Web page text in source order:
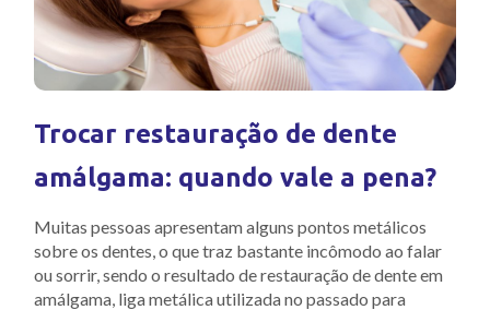
Trocar restauração de dente
amálgama: quando vale a pena?
Muitas pessoas apresentam alguns pontos metálicos
sobre os dentes, o que traz bastante incômodo ao falar
ou sorrir, sendo o resultado de restauração de dente em
amálgama, liga metálica utilizada no passado para